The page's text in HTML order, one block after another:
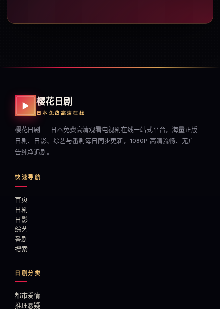
▶ 樱花日剧
日本免费高清在线
樱花日剧 — 日本免费高清观看电视剧在线一站式平台，海量正版
日剧、日影、综艺与番剧每日同步更新，1080P 高清流畅、无广
告纯净追剧。
快速导航
首页
日剧
日影
综艺
番剧
搜索
日剧分类
都市爱情
推理悬疑